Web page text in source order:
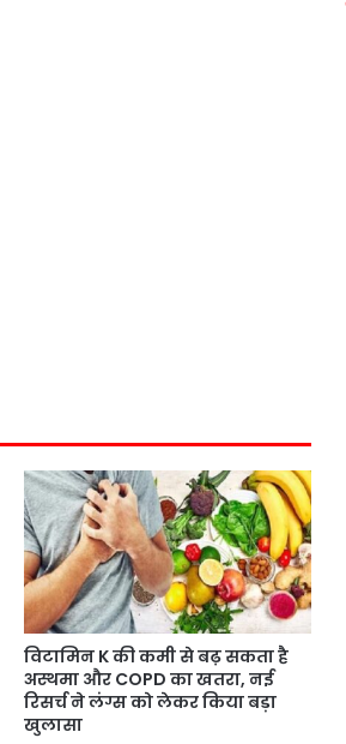
विटामिन K की कमी से बढ़ सकता है
अस्थमा और COPD का खतरा, नई
रिसर्च ने लंग्स को लेकर किया बड़ा
खुलासा